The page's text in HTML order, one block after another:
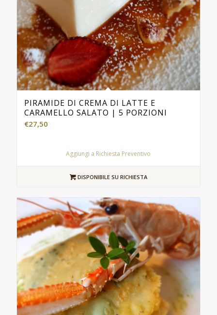
PIRAMIDE DI CREMA DI LATTE E
CARAMELLO SALATO | 5 PORZIONI
€27,50
Aggiungi a Richiesta Preventivo
DISPONIBILE SU RICHIESTA